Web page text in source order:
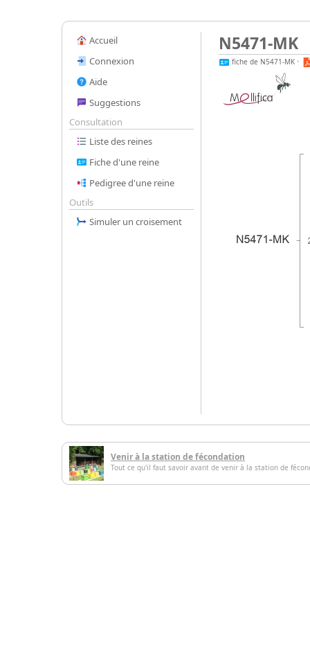
Accueil
Connexion
Aide
Suggestions
Consultation
Liste des reines
Fiche d'une reine
Pedigree d'une reine
Outils
Simuler un croisement
N5471-MK
fiche de N5471-MK •
Venir à la station de fécondation
Tout ce qu'il faut savoir avant de venir à la station de